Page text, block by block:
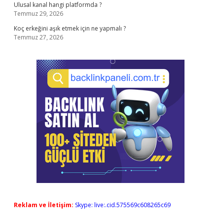
Ulusal kanal hangi platformda ?
Temmuz 29, 2026
Koç erkeğini aşık etmek için ne yapmalı ?
Temmuz 27, 2026
Reklam ve İletişim: Skype: live:.cid.575569c608265c69